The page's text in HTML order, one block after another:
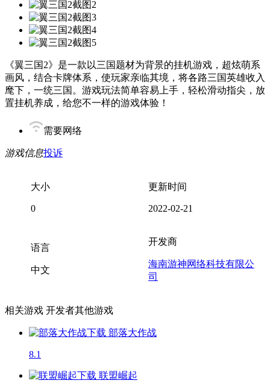
《翼三国2》是一款以三国题材为背景的挂机游戏，超炫萌系
画风，结合卡牌体系，使玩家亲临其境，将各路三国英雄收入
麾下，一统三国。游戏玩法简单容易上手，轻松滑动指尖，放
置挂机养成，给您不一样的游戏体验！
需要网络
游戏信息投诉
大小
0
更新时间
2022-02-21
语言
中文
开发商
海南游神网络科技有限公
司
相关游戏 开发者其他游戏
部落大作战
8.1
联盟崛起